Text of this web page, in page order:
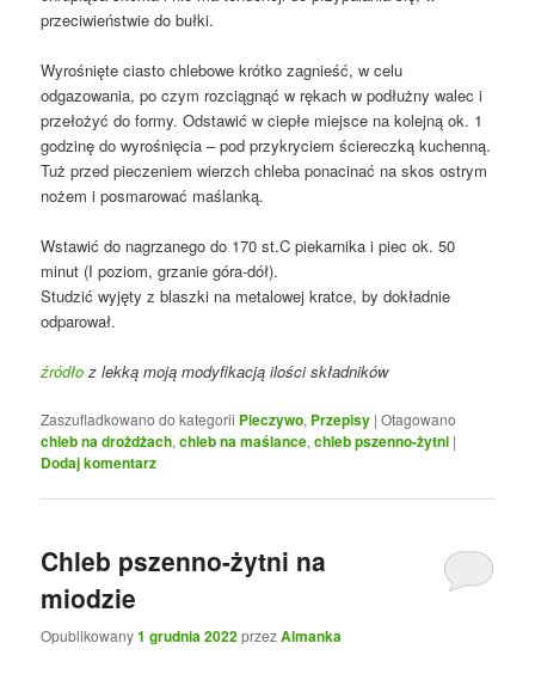
przeciwieństwie do bułki.
Wyrośnięte ciasto chlebowe krótko zagnieść, w celu
odgazowania, po czym rozciągnąć w rękach w podłużny walec i
przełożyć do formy. Odstawić w ciepłe miejsce na kolejną ok. 1
godzinę do wyrośnięcia – pod przykryciem ściereczką kuchenną.
Tuż przed pieczeniem wierzch chleba ponacinać na skos ostrym
nożem i posmarować maślanką.
Wstawić do nagrzanego do 170 st.C piekarnika i piec ok. 50
minut (I poziom, grzanie góra-dół).
Studzić wyjęty z blaszki na metalowej kratce, by dokładnie
odparował.
źródłoz lekką moją modyfikacją ilości składników
Zaszufladkowano do kategorii Pieczywo, Przepisy |Otagowano
chleb na drożdżach,chleb na maślance,chleb pszenno-żytni |
Dodaj komentarz
Chleb pszenno-żytni na
miodzie
Opublikowany1 grudnia 2022przezAlmanka